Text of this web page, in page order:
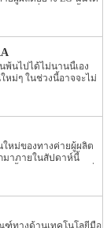
ย่าง MediaTek MT6735
[…]
ย 2 รุ่นที่ทาง LG นั้นเปิด
K7 นั้นเอง แต่หลังจาก
ดเผยออกมาเลย แต่
นใหม่ของทาง LG หลุด
ำหรับรายละเอียดของ 2
ได้ถูกเปิดเผยในฐาน
นั้นเอง แต่รายละเอียด
ราบอย่างแน่ชัดนัก แต่
านั้น โดยจะเป็นชื่อ
K535 นั้นเอง สำหรับ
พ้นไปได้ไม่นานนี้เอง
หม่ๆ ในช่วงนี้อาจจะไม่
กันเลย เพราะก่อนหน้า
อย่างรุ่น LG G5 หลุด
แต่ล่าสุดนั้นกลับมีราย
าสงสัยกันอีกครั้งแล้ว
ตอร์เน็ตนั้นจะเป็น
โดยรายละเอียดดัง
สำหรับชื่อรุ่นนั้นยัง
ซึ่งอาจจะเป็นรุ่น LG
เครื่องของ LG G5 ‘Lite’
LG นั้นพึ่งเปิดตัวออก
LG G5 ‘Lite’ ที่ถูกเปิด
ใหม่ของทางค่ายผู้ผลิต
มาภายในสัปดาห์นี้
นี้จะมีขนาดหน้าจอที่
ใหม่นี้ทาง President
นได้ออกมากล่าวชื่นชมทั้ง
for anyone who is